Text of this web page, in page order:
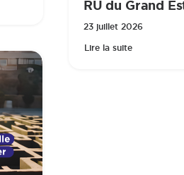
RU du Grand
23 juillet 2026
Lire la suite